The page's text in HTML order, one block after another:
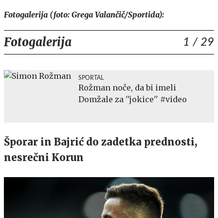
Fotogalerija (foto: Grega Valančič/Sportida):
Fotogalerija 1 / 29
SPORTAL
Rožman noče, da bi imeli
Domžale za ''jokice'' #video
Šporar in Bajrić do zadetka prednosti,
nesrečni Korun